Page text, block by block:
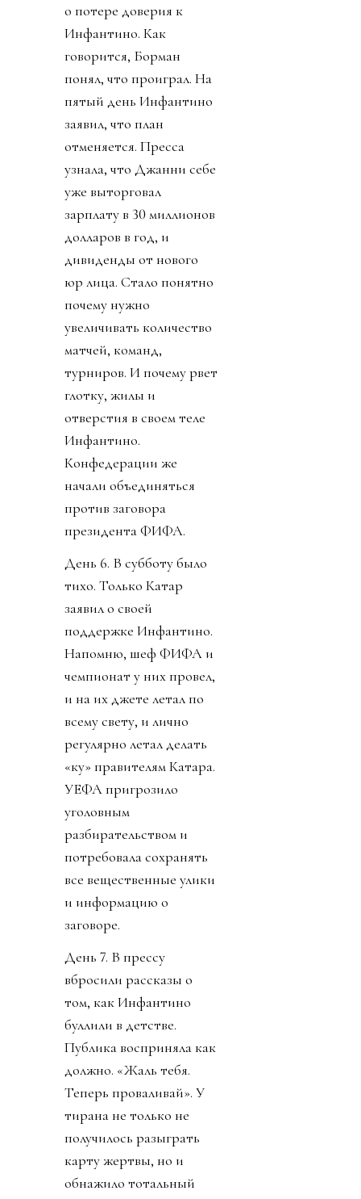
о потере доверия к
Инфантино. Как
говорится, Борман
понял, что проиграл. На
пятый день Инфантино
заявил, что план
отменяется. Пресса
узнала, что Джанни себе
уже выторговал
зарплату в 30 миллионов
долларов в год, и
дивиденды от нового
юр лица. Стало понятно
почему нужно
увеличивать количество
матчей, команд,
турниров. И почему рвет
глотку, жилы и
отверстия в своем теле
Инфантино.
Конфедерации же
начали объединяться
против заговора
президента ФИФА.
День 6. В субботу было
тихо. Только Катар
заявил о своей
поддержке Инфантино.
Напомню, шеф ФИФА и
чемпионат у них провел,
и на их джете летал по
всему свету, и лично
регулярно летал делать
«ку» правителям Катара.
УЕФА пригрозило
уголовным
разбирательством и
потребовала сохранять
все вещественные улики
и информацию о
заговоре.
День 7. В прессу
вбросили рассказы о
том, как Инфантино
буллили в детстве.
Публика восприняла как
должно. «Жаль тебя.
Теперь проваливай». У
тирана не только не
получилось разыграть
карту жертвы, но и
обнажило тотальный